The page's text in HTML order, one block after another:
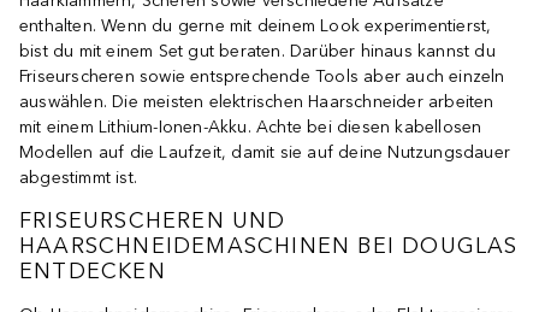
enthalten. Wenn du gerne mit deinem Look experimentierst,
bist du mit einem Set gut beraten. Darüber hinaus kannst du
Friseurscheren sowie entsprechende Tools aber auch einzeln
auswählen. Die meisten elektrischen Haarschneider arbeiten
mit einem Lithium-Ionen-Akku. Achte bei diesen kabellosen
Modellen auf die Laufzeit, damit sie auf deine Nutzungsdauer
abgestimmt ist.
FRISEURSCHEREN UND
HAARSCHNEIDEMASCHINEN BEI DOUGLAS
ENTDECKEN